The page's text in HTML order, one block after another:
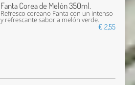
Fanta Corea de Melón 350ml.
Refresco coreano Fanta con un intenso
y refrescante sabor a melón verde.
€ 2,55